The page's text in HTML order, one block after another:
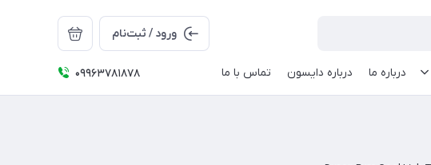
ورود / ثبت‌نام
درباره ما درباره دایسون تماس با ما 09963781878